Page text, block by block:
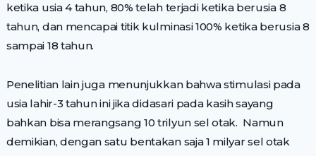
ketika usia 4 tahun, 80% telah terjadi ketika berusia 8
tahun, dan mencapai titik kulminasi 100% ketika berusia 8
sampai 18 tahun.
Penelitian lain juga menunjukkan bahwa stimulasi pada
usia lahir-3 tahun ini jika didasari pada kasih sayang
bahkan bisa merangsang 10 trilyun sel otak. Namun
demikian, dengan satu bentakan saja 1 milyar sel otak